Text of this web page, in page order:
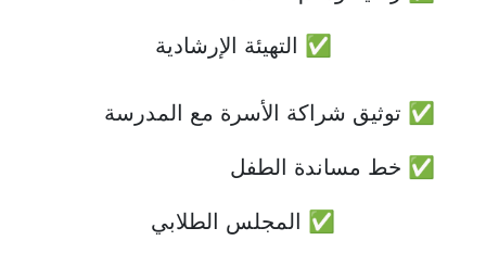
✅ التهيئة الإرشادية
✅ توثيق شراكة الأسرة مع المدرسة
✅ خط مساندة الطفل
✅ المجلس الطلابي